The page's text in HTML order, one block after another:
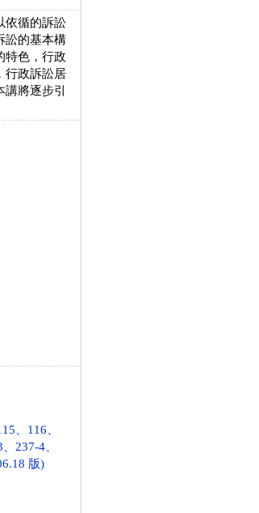
依循的訴訟
訟的基本構
特色，行政
行政訴訟居
將逐步引
、116、
237-4、
版)